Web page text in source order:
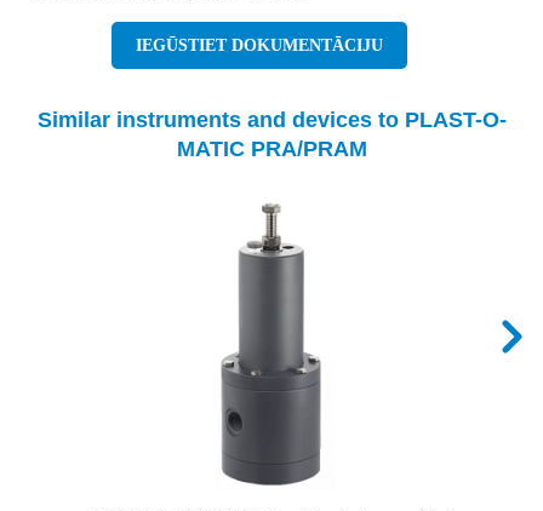
IEGŪSTIET DOKUMENTĀCIJU
Similar instruments and devices to PLAST-O-
MATIC PRA/PRAM